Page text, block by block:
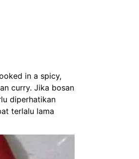
in a spicy,
curry. Jika bosan
diperhatikan
terlalu lama